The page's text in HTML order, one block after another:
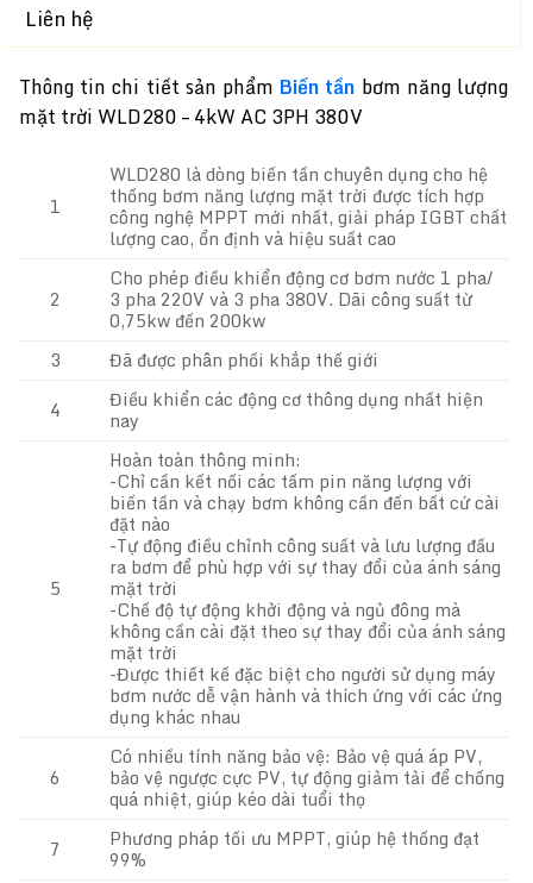
Liên hệ
Thông tin chi tiết sản phẩm Biến tần bơm năng lượng
mặt trời WLD280 – 4kW AC 3PH 380V
1
WLD280 là dòng biến tần chuyên dụng cho hệ
thống bơm năng lượng mặt trời được tích hợp
công nghệ MPPT mới nhất, giải pháp IGBT chất
lượng cao, ổn định và hiệu suất cao
2
Cho phép điều khiển động cơ bơm nước 1 pha/
3 pha 220V và 3 pha 380V. Dãi công suất từ
0,75kw đến 200kw
3
Đã được phân phối khắp thế giới
4
Điều khiển các động cơ thông dụng nhất hiện
nay
5
Hoàn toàn thông minh:
-Chỉ cần kết nối các tấm pin năng lượng với
biến tần và chạy bơm không cần đến bất cứ cài
đặt nào
-Tự động điều chỉnh công suất và lưu lượng đầu
ra bơm để phù hợp với sự thay đổi của ánh sáng
mặt trời
-Chế độ tự động khởi động và ngủ đông mà
không cần cài đặt theo sự thay đổi của ánh sáng
mặt trời
-Được thiết kế đặc biệt cho người sử dụng máy
bơm nước dễ vận hành và thích ứng với các ứng
dụng khác nhau
6
Có nhiều tính năng bảo vệ: Bảo vệ quá áp PV,
bảo vệ ngược cực PV, tự động giảm tải để chống
quá nhiệt, giúp kéo dài tuổi thọ
7
Phương pháp tối ưu MPPT, giúp hệ thống đạt
99%